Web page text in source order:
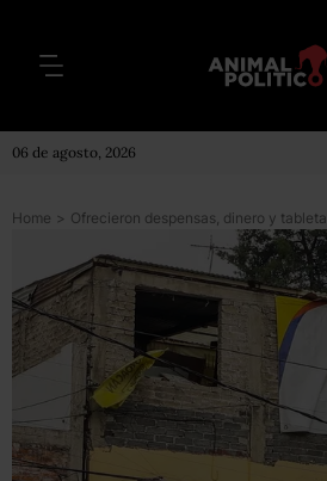
06 de agosto, 2026
Home >